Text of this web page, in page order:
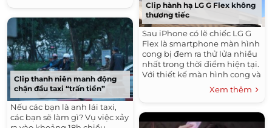
Bạn có...
Clip thanh niên manh động
chặn đầu taxi “trấn tiền”
​Nếu các bạn là anh lái taxi,
các bạn sẽ làm gì? Vụ việc xảy
Clip hành hạ LG G Flex không
thương tiếc
Sau iPhone có lẽ chiếc LG G
Flex là smartphone màn hình
cong bị đem ra thử lửa nhiều
nhất trong thời điểm hiện tại.
Với thiết kế màn hình cong và
mặt lưng mà theo LG có khả
năng tự liền vết xước nên...
Xem thêm